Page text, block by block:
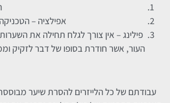
אפילציה –
פילינג – אין צורך לגלח תחילה את
העור, אשר חודרת בסופו של דבר לזקיק
עבודתם של כל הלייזרים להסרת שיער